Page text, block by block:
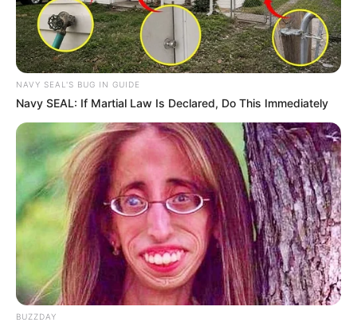
(foto: instagram/kimjaehwanhk)
5. Ini merupakan foto untuk persiapan mini album berjudul
Moment
NAVY SEAL'S BUG IN GUIDE
Navy SEAL: If Martial Law Is Declared, Do This Immediately
BUZZDAY